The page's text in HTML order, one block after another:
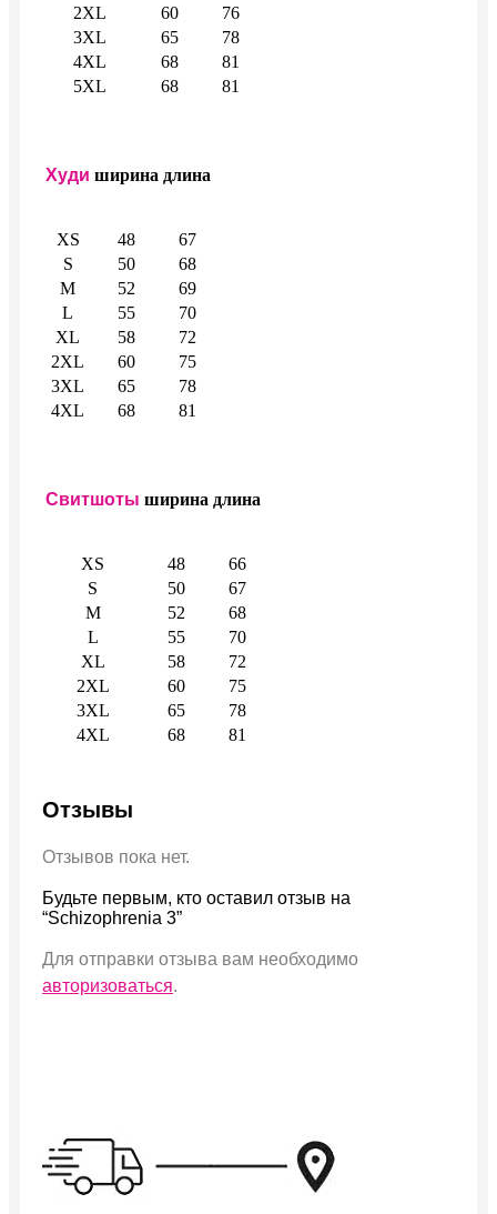
2XL
60
76
3XL
65
78
4XL
68
81
5XL
68 81
Худи ширина длина
XS 48
67
S
50
68
M
52
69
L
55
70
XL
58
72
2XL
60
75
3XL
65
78
4XL
68 81
Свитшоты ширина длина
XS 48
66
S
50
67
M
52
68
L
55
70
XL
58
72
2XL
60
75
3XL
65
78
4XL
68 81
Отзывы
Отзывов пока нет.
Будьте первым, кто оставил отзыв на
“Schizophrenia 3”
Для отправки отзыва вам необходимо
авторизоваться.